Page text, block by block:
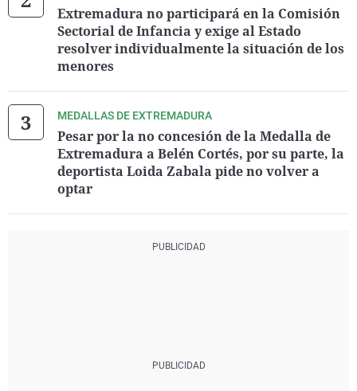
Extremadura no participará en la Comisión
Sectorial de Infancia y exige al Estado
resolver individualmente la situación de los
menores
MEDALLAS DE EXTREMADURA
Pesar por la no concesión de la Medalla de
Extremadura a Belén Cortés, por su parte, la
deportista Loida Zabala pide no volver a
optar